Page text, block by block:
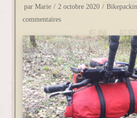
par Marie 2 octobre 2020
commentaires